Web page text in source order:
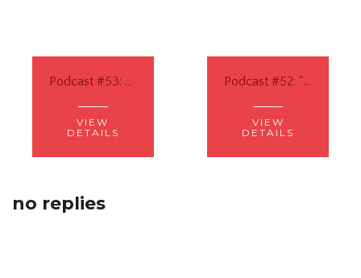
Podcast #53: Belajar Sejarah yang Hidup dalam Metode CM
VIEW
DETAILS
Podcast #52: "Liberal Education for All", Merdeka Belajar ala CM
VIEW
DETAILS
no replies